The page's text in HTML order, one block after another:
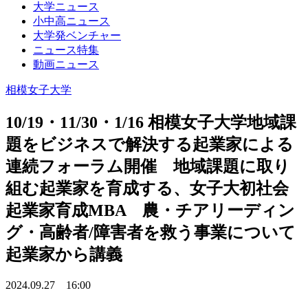
大学ニュース
小中高ニュース
大学発ベンチャー
ニュース特集
動画ニュース
相模女子大学
10/19・11/30・1/16 相模女子大学地域課
題をビジネスで解決する起業家による
連続フォーラム開催 地域課題に取り
組む起業家を育成する、女子大初社会
起業家育成MBA 農・チアリーディン
グ・高齢者/障害者を救う事業について
起業家から講義
2024.09.27 16:00